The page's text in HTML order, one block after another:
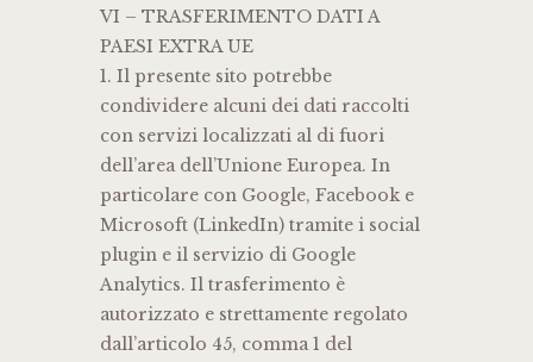
VI – TRASFERIMENTO DATI A
PAESI EXTRA UE
1. Il presente sito potrebbe
condividere alcuni dei dati raccolti
con servizi localizzati al di fuori
dell’area dell’Unione Europea. In
particolare con Google, Facebook e
Microsoft (LinkedIn) tramite i social
plugin e il servizio di Google
Analytics. Il trasferimento è
autorizzato e strettamente regolato
dall’articolo 45, comma 1 del